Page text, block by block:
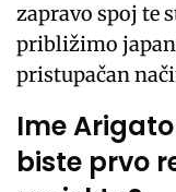
zapravo spoj te
približimo
pristupačan
Ime
biste prvo